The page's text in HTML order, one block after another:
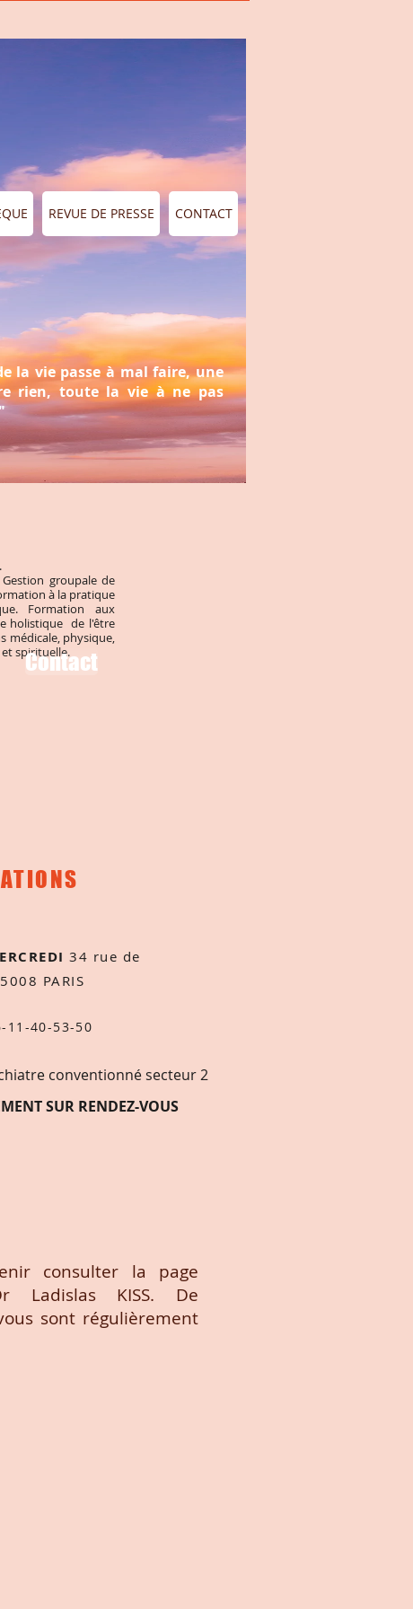
REVUE DE PRESSE CONTACT
la vie passe à mal faire, une
rien, toute la vie à ne pas
groupale de
à la pratique
Formation aux
holistique de l'être
médicale, physique,
spirituelle.
Contact
34 rue de
PARIS
11-40-53-50
conventionné secteur 2
SUR RENDEZ-VOUS
consulter la page
Ladislas KISS. De
sont régulièrement